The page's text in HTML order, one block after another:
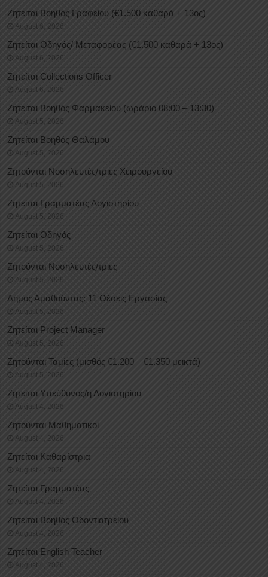
Ζητείται Βοηθός Γραφείου (€1.500 καθαρά + 13ος)
August 6, 2026
Ζητείται Οδηγός/ Μεταφορέας (€1.500 καθαρά + 13ος)
August 6, 2026
Ζητείται Collections Officer
August 6, 2026
Ζητείται Βοηθός Φαρμακείου (ωράριο 08:00 – 13:30)
August 5, 2026
Ζητείται Βοηθός Θαλάμου
August 5, 2026
Ζητούνται Νοσηλευτές/τριες Χειρουργείου
August 5, 2026
Ζητείται Γραμματέας Λογιστηρίου
August 5, 2026
Ζητείται Οδηγός
August 5, 2026
Ζητούνται Νοσηλευτές/τριες
August 5, 2026
Δήμος Αμαθούντας: 11 Θέσεις Εργασίας
August 5, 2026
Ζητείται Project Manager
August 5, 2026
Ζητούνται Ταμίες (μισθός €1.200 – €1.350 μεικτά)
August 5, 2026
Ζητείται Υπεύθυνος/η Λογιστηρίου
August 4, 2026
Ζητούνται Μαθηματικοί
August 4, 2026
Ζητείται Καθαρίστρια
August 4, 2026
Ζητείται Γραμματέας
August 4, 2026
Ζητείται Βοηθός Οδοντιατρείου
August 4, 2026
Ζητείται English Teacher
August 4, 2026